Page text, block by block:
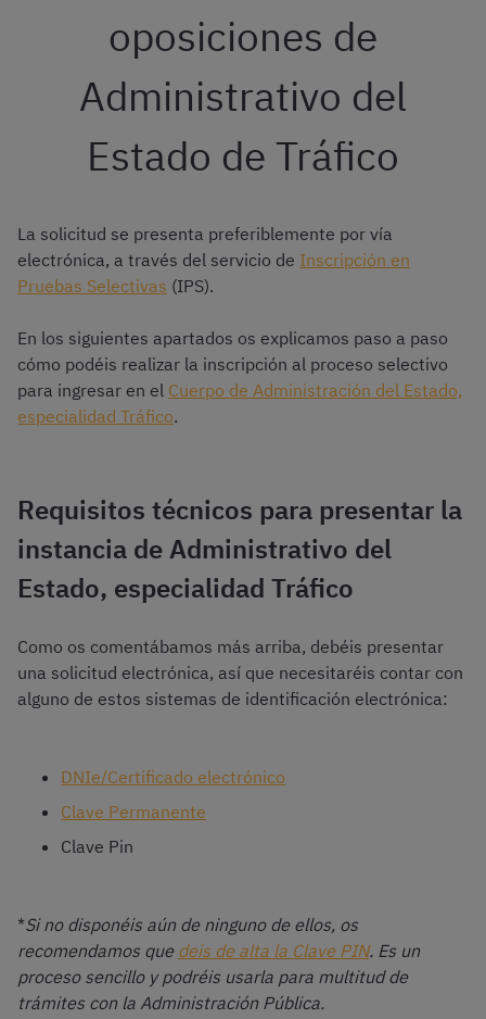
oposiciones de
Administrativo del
Estado de Tráfico
La solicitud se presenta preferiblemente por vía
electrónica, a través del servicio de Inscripción en
Pruebas Selectivas (IPS).
En los siguientes apartados os explicamos paso a paso
cómo podéis realizar la inscripción al proceso selectivo
para ingresar en el Cuerpo de Administración del Estado,
especialidad Tráfico.
Requisitos técnicos para presentar la
instancia de Administrativo del
Estado, especialidad Tráfico
Como os comentábamos más arriba, debéis presentar
una solicitud electrónica, así que necesitaréis contar con
alguno de estos sistemas de identificación electrónica:
DNIe/Certificado electrónico
Clave Permanente
Clave Pin
*Si no disponéis aún de ninguno de ellos, os
recomendamos que deis de alta la Clave PIN. Es un
proceso sencillo y podréis usarla para multitud de
trámites con la Administración Pública.